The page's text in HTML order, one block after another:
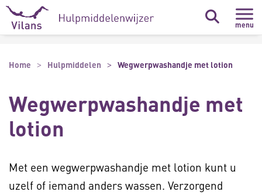
Naar hoofdinhoud
Naar footer
menu
Home Hulpmiddelen Wegwerpwashandje met lotion
Wegwerpwashandje met
lotion
Met een wegwerpwashandje met lotion kunt u
uzelf of iemand anders wassen. Verzorgend